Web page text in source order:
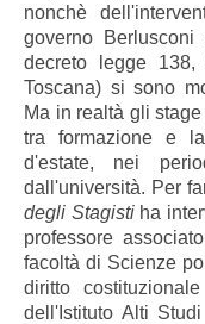
nonchè
governo
decreto legge
Toscana) si sono
Ma in realtà gli
tra formazione e
d'estate, nei
dall'università. Per
degli Stagistiha
professore
facoltà di Scienze
diritto
dell'Istituto Alti